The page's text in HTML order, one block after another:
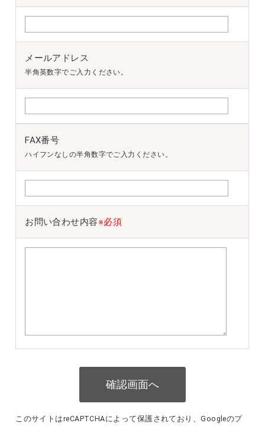
メールアドレス
半角英数字でご入力ください。
FAX番号
ハイフンなしの半角数字でご入力ください。
お問い合わせ内容※必須
このサイトはreCAPTCHAによって保護されており、Googleのプ